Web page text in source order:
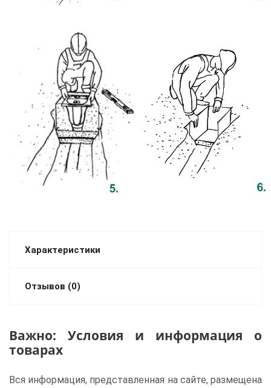
Характеристики
Отзывов (0)
Важно: Условия и информация о
товарах
Вся информация, представленная на сайте, размещена